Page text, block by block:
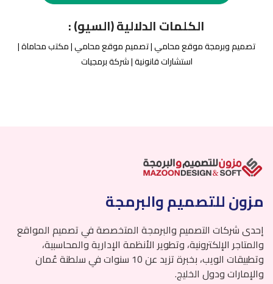
الكلمات الدلالية (السيو) :
تصميم وبرمجة موقع محامي | تصميم موقع محامي | مكتب محاماة |
استشارات قانونية | شركة برمجيات
مزون للتصميم والبرمجة
إحدى شركات التصميم والبرمجة المتخصصة في تصميم المواقع
والمتاجر الإلكترونية، وتطوير الأنظمة الإدارية والمحاسبية،
وتطبيقات الويب، بخبرة تزيد عن 10 سنوات في سلطنة عُمان
والإمارات ودول الخليج.